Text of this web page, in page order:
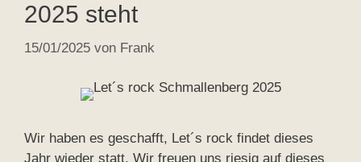
2025 steht
15/01/2025 von Frank
Wir haben es geschafft, Let´s rock findet dieses
Jahr wieder statt. Wir freuen uns riesig auf dieses